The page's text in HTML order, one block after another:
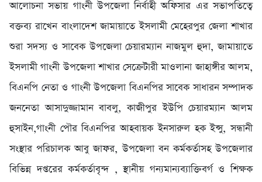
আলোচনা সভায় গাংনী উপজেলা নির্বাহী অফিসার এর সভাপতিত্বে
বক্তব্য রাখেন বাংলাদেশ জামায়াতে ইসলামী মেহেরপুর জেলা শাখার
শুরা সদস্য ও সাবেক উপজেলা চেয়ারম্যান নাজমুল হুদা, জামায়াতে
ইসলামী গাংনী উপজেলা শাখার সেক্রেটারী মাওলানা জাহাঙ্গীর আলম,
বিএনপি নেতা ও গাংনী উপজেলা বিএনপির সাবেক সাধারন সম্পাদক
জননেতা আসাদুজ্জামান বাবলু, কাজীপুর ইউপি চেয়ারম্যান আলম
হুসাইন,গাংনী পৌর বিএনপির আহবায়ক ইনসারুল হক ইন্সু, সন্ধানী
সংস্থার পরিচালক আবু জাফর, উপজেলা বন কর্মকর্তাসহ উপজেলার
বিভিন্ন দপ্তরের কর্মকর্তাবৃন্দ , স্থানীয় গন্যমান্যব্যাক্তিবর্গ ও শিক্ষক